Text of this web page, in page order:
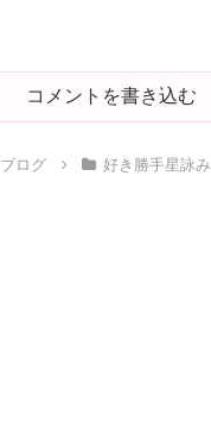
コメントを書き込む
ブログ 好き勝手星詠み